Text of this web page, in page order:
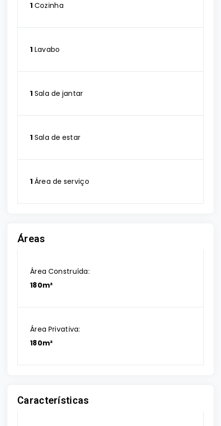
1 Cozinha
1 Lavabo
1 Sala de jantar
1 Sala de estar
1 Área de serviço
Áreas
Área Construída:
180m²
Área Privativa:
180m²
Características